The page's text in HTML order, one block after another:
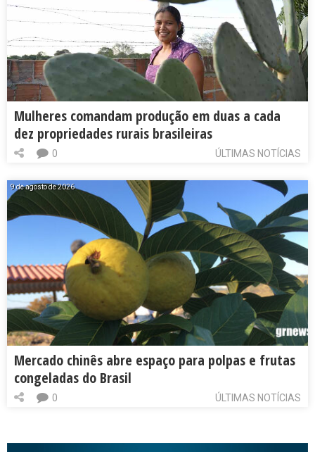
Mulheres comandam produção em duas a cada
dez propriedades rurais brasileiras
ÚLTIMAS NOTÍCIAS
0
9 de agosto de 2026
Mercado chinês abre espaço para polpas e frutas
congeladas do Brasil
ÚLTIMAS NOTÍCIAS
0